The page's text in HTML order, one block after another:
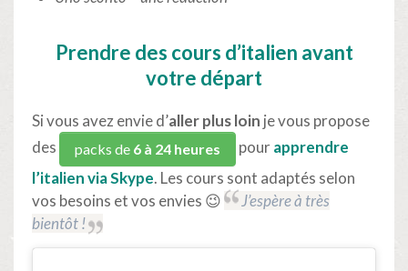
Prendre des cours d’italien avant
votre départ
Si vous avez envie d’aller plus loin je vous propose
des
packs de 6 à 24 heures pourapprendre
l’italienvia Skype. Les cours sont adaptés selon
vos besoins et vos envies 😉
J’espère à très
bientôt !